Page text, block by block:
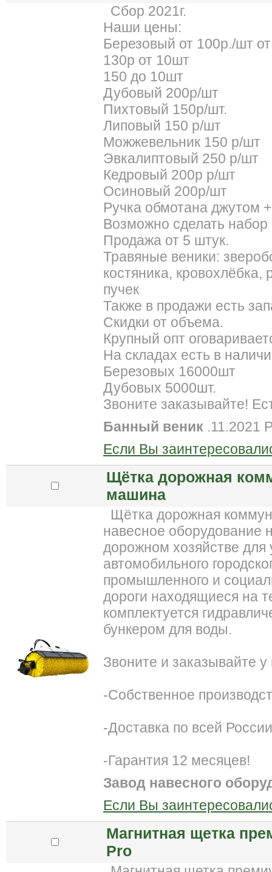
Сбор 2021г.
Наши цены:
Березовый от 100р./шт
130р от 10шт
150 до 10шт
Дубовый 200р/шт
Пихтовый 150р/шт.
Липовый 150 р/шт
Можжевельник 150 р/шт
Эвкалиптовый 250 р/шт
Кедровый 200р р/шт
Осиновый 200р/шт
Ручка обмотана джутом
Возможно сделать набор
Продажа от 5 штук.
Травяные веники:
костяника,
пучек
Также в продажи есть
Скидки от объема.
Крупный опт
На складах есть в
Березовых 16000шт
Дубовых 5000шт.
Звоните заказывайте!
Банный веник .11.2021
Если Вы
Щётка дорожная
машина
Щётка дорожная
навесное оборудование
дорожном хозяйстве
автомобильного
промышленного и
дороги находящиеся на
комплектуется
бункером для воды.
Звоните и заказывайте у
-Собственное
-Доставка по всей
-Гарантия 12 месяцев!
Завод навесного
Если Вы
Магнитная щетка
Pro